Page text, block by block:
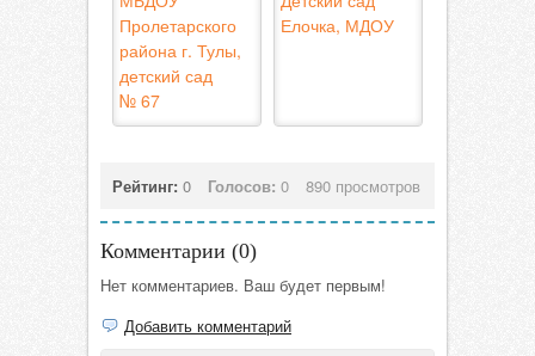
Пролетарского
района г. Тулы,
детский сад
№ 67
Елочка, МДОУ
Рейтинг: 0 Голосов: 0 890 просмотров
Комментарии (0)
Нет комментариев. Ваш будет первым!
Добавить комментарий